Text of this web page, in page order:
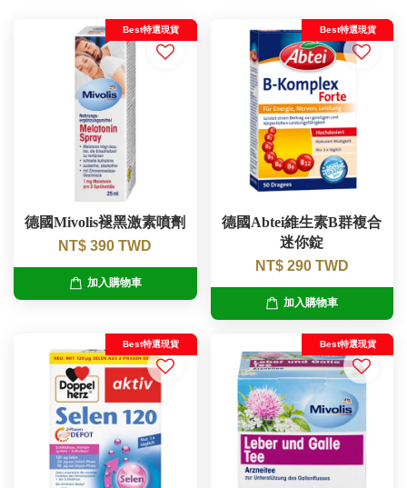
Best特選現貨
德國Mivolis褪黑激素噴劑
NT$ 390 TWD
加入購物車
Best特選現貨
德國Abtei維生素B群複合
迷你錠
NT$ 290 TWD
加入購物車
Best特選現貨 Best特選現貨